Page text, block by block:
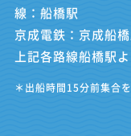
線：船橋駅
京成電鉄：京成船橋
上記各路線船橋駅
＊出船時間15分前集合